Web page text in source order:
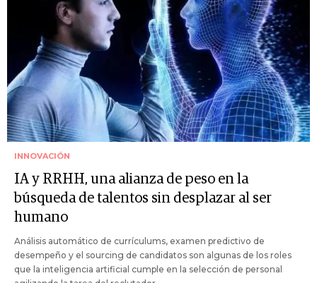
INNOVACIÓN
IA y RRHH, una alianza de peso en la
búsqueda de talentos sin desplazar al ser
humano
Análisis automático de currículums, examen predictivo de
desempeño y el sourcing de candidatos son algunas de los roles
que la inteligencia artificial cumple en la selección de personal